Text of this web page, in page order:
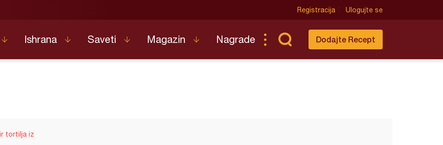
Registracija Ulogujte se
Ishrana Saveti Magazin Nagrade Dodajte Recept
tortilja iz